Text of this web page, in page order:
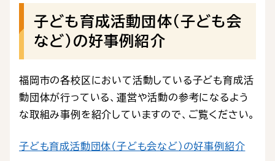
子ども育成活動団体（子ども会
など）の好事例紹介
福岡市の各校区において活動している子ども育成活
動団体が行っている、運営や活動の参考になるよう
な取組み事例を紹介していますので、ご覧ください。
子ども育成活動団体（子ども会など）の好事例紹介